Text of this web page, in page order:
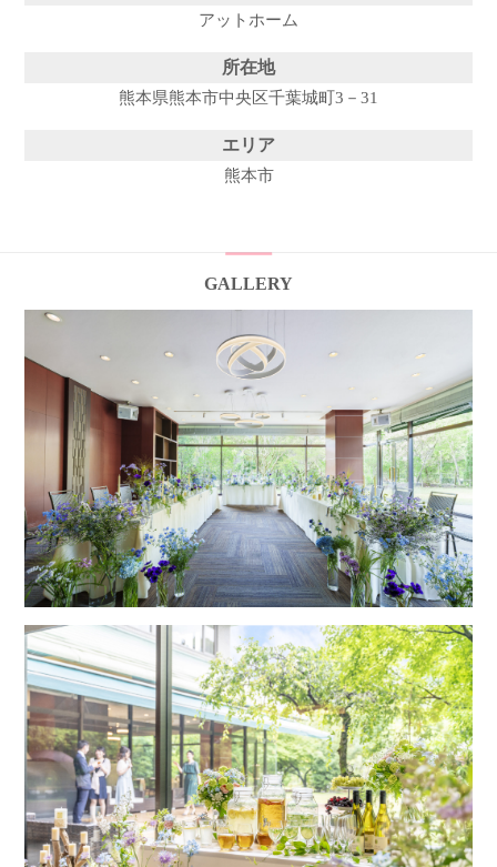
アットホーム
所在地
熊本県熊本市中央区千葉城町3－31
エリア
熊本市
GALLERY